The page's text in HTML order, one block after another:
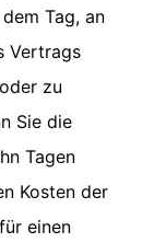
Tag, an
Vertrags
zu
Sie die
Tagen
Kosten der
einen